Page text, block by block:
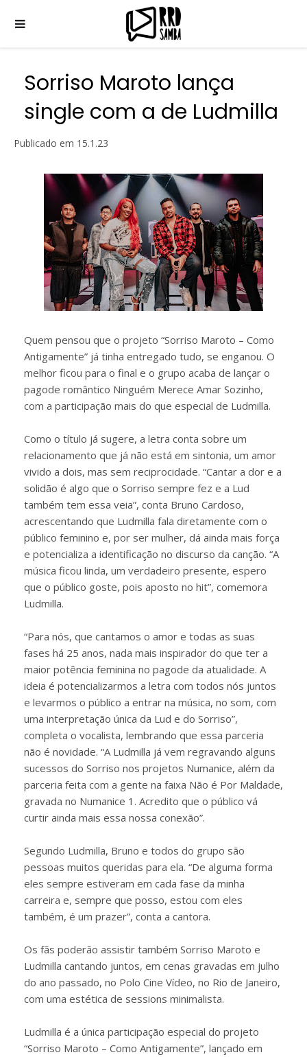
Sorriso Maroto lança
single com a de Ludmilla
Publicado em 15.1.23
Quem pensou que o projeto “Sorriso Maroto – Como
Antigamente” já tinha entregado tudo, se enganou. O
melhor ficou para o final e o grupo acaba de lançar o
pagode romântico Ninguém Merece Amar Sozinho,
com a participação mais do que especial de Ludmilla.
Como o título já sugere, a letra conta sobre um
relacionamento que já não está em sintonia, um amor
vivido a dois, mas sem reciprocidade. “Cantar a dor e a
solidão é algo que o Sorriso sempre fez e a Lud
também tem essa veia”, conta Bruno Cardoso,
acrescentando que Ludmilla fala diretamente com o
público feminino e, por ser mulher, dá ainda mais força
e potencializa a identificação no discurso da canção. “A
música ficou linda, um verdadeiro presente, espero
que o público goste, pois aposto no hit”, comemora
Ludmilla.
“Para nós, que cantamos o amor e todas as suas
fases há 25 anos, nada mais inspirador do que ter a
maior potência feminina no pagode da atualidade. A
ideia é potencializarmos a letra com todos nós juntos
e levarmos o público a entrar na música, no som, com
uma interpretação única da Lud e do Sorriso”,
completa o vocalista, lembrando que essa parceria
não é novidade. “A Ludmilla já vem regravando alguns
sucessos do Sorriso nos projetos Numanice, além da
parceria feita com a gente na faixa Não é Por Maldade,
gravada no Numanice 1. Acredito que o público vá
curtir ainda mais essa nossa conexão”.
Segundo Ludmilla, Bruno e todos do grupo são
pessoas muitos queridas para ela. “De alguma forma
eles sempre estiveram em cada fase da minha
carreira e, sempre que posso, estou com eles
também, é um prazer”, conta a cantora.
Os fãs poderão assistir também Sorriso Maroto e
Ludmilla cantando juntos, em cenas gravadas em julho
do ano passado, no Polo Cine Vídeo, no Rio de Janeiro,
com uma estética de sessions minimalista.
Ludmilla é a única participação especial do projeto
“Sorriso Maroto – Como Antigamente”, lançado em